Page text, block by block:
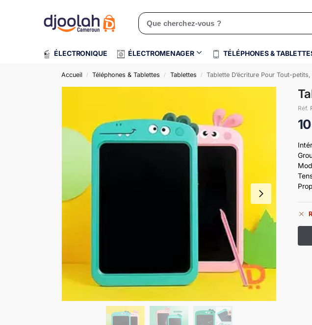
Rechercher un produit
ÉLECTRONIQUE ÉLECTROMENAGER TÉLÉPHONES &
Accueil / Téléphones & Tablettes / Tablettes / Tablette D’écriture Pour Tout-
Réf.